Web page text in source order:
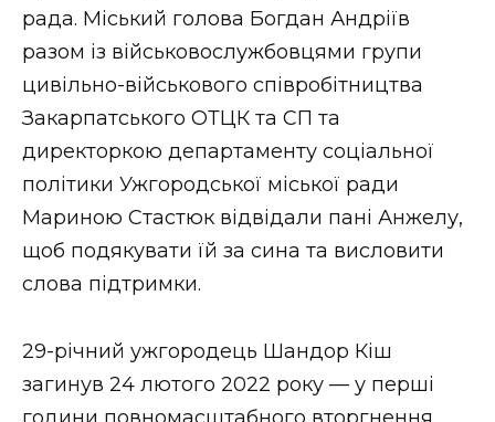
НОВИНИ ЗАХІДНОЇ УКРАЇНИ
ФОТО
ВІДЕО
рада. Міський голова Богдан Андріїв
разом із військовослужбовцями групи
цивільно-військового співробітництва
Закарпатського ОТЦК та СП та
директоркою департаменту соціальної
політики Ужгородської міської ради
Мариною Стастюк відвідали пані Анжелу,
щоб подякувати їй за сина та висловити
слова підтримки.
29-річний ужгородець Шандор Кіш
загинув 24 лютого 2022 року — у перші